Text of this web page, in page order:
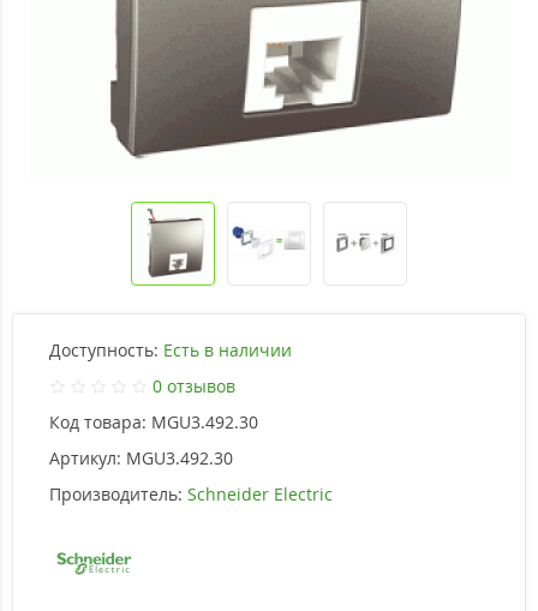
Доступность: Есть в наличии
0 отзывов
Код товара: MGU3.492.30
Артикул: MGU3.492.30
Производитель: Schneider Electric